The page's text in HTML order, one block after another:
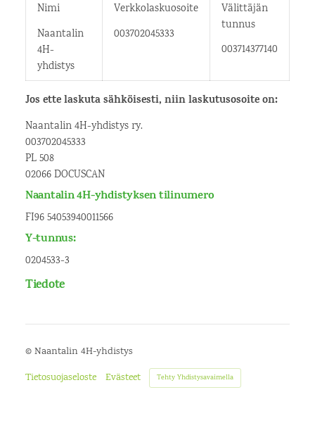
Nimi
Naantalin
4H-
yhdistys
Verkkolaskuosoite
003702045333
Välittäjän
tunnus
003714377140
Jos ette laskuta sähköisesti, niin laskutusosoite on:
Naantalin 4H-yhdistys ry.
003702045333
PL 508
02066 DOCUSCAN
Naantalin 4H-yhdistyksen tilinumero
FI96 54053940011566
Y-tunnus:
0204533-3
Tiedote
© Naantalin 4H-yhdistys
Tietosuojaseloste
Evästeet Tehty Yhdistysavaimella